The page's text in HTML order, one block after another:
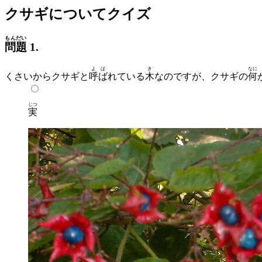
クサギについてクイズ
問題
もんだい
1.
くさいからクサギと 呼ば
よば
れている木
き
なのですが、クサギの何
なに
実
じつ